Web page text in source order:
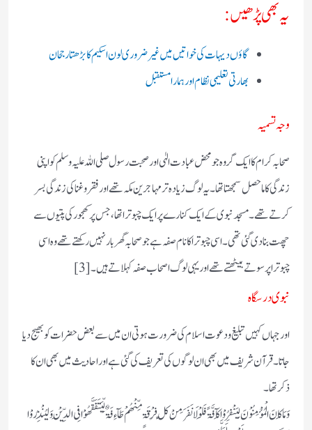
یہ بھی پڑھیں:
گاؤں دیہات کی خواتیں میں غیر ضروری لون اسکیم کا بڑھتا رجحان
بھارتی تعلیمی نظام اور ہمارا مستقبل
وجہ تسمیہ
صحابہ کرام کا ایک گروہ جو محض عبادت الہٰی اور صحبت رسول صلی اللہ علیہ وسلم کو اپنی
زندگی کا ماحصل سمجھتا تھا۔ یہ لوگ زیادہ تر مہاجرین مکہ تھے اور فقر و غنا کی زندگی بسر
کرتے تھے۔ مسجد نبوی کے ایک کنارے پر ایک چبوترا تھا،جس پر کھجور کی پتیوں سے
چھت بنا دی گئی تھی۔ اسی چبوترا کا نام صفہ ہے جو صحابہ گھر بار نہیں رکھتے تھے وہ اسی
چبوترا پر سوتے بیٹھتے تھے اور یہی لوگ اصحاب صفہ کہلاتے ہیں۔[3]
نبوی درسگاہ
اور جہاں کہیں تبلیغ و دعوت اسلام کی ضرورت ہوتی ان میں سے بعض‌حضرات کو بھیج دیا
جاتا۔ قرآن شریف میں بھی ان لوگوں کی تعریف کی گئی ہے اور احادیث میں بھی ان کا
ذکر تھا۔
وَ مَا کَانَ الْمُؤْمِنُوْنَ لِیَنْفِرُوْا کَآفَّۃً فَلَوْ لَا نَفَرَ مِنْ کُلِّ فِرْقَۃٍ مِّنْھُمْ طَآءِفَۃٌ لِّیَتَفَقَّھُوْا فِی الدِّیْنِ وَ لِیُنْذِرُوْا